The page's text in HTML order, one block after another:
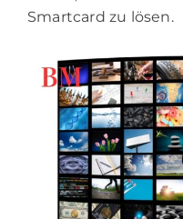
Smartcard zu lösen.